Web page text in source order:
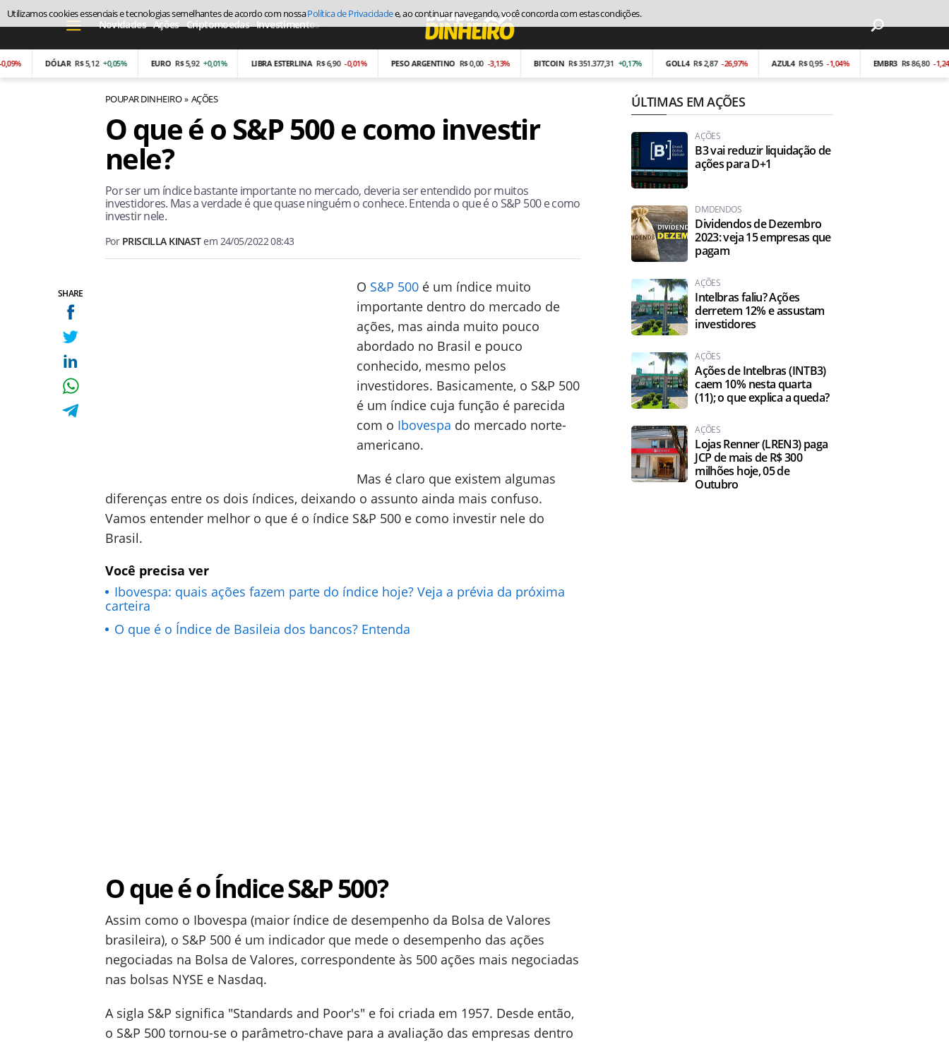
Novidades Ações Criptomoedas Investimentos Economia
DÓLAR R$ 5,12 +0,05% EURO R$ 5,92 +0,01% LIBRA ESTERLINA R$ 6,90 -0,01% PESO ARGENTINO R$ 0,00 -3,13% BITCOIN R$ 351.377,31 +0,17% GOLL4 R$ 2,87 -26,97% AZUL4 R$ 0,95 -1,04% EMBR3 R$ 86,80 -1,24%
POUPAR DINHEIRO AÇÕES
SHARE
O que é o S&P 500 e como investir
nele?
Por ser um índice bastante importante no mercado, deveria ser entendido por muitos
investidores. Mas a verdade é que quase ninguém o conhece. Entenda o que é o S&P 500 e como
investir nele.
Por PRISCILLA KINASTem 24/05/2022 08:43
O S&P 500 é um índice muito
importante dentro do mercado de
ações, mas ainda muito pouco
abordado no Brasil e pouco
conhecido, mesmo pelos
investidores. Basicamente, o S&P 500
é um índice cuja função é parecida
com o Ibovespa do mercado norte-
americano.
Mas é claro que existem algumas
diferenças entre os dois índices, deixando o assunto ainda mais confuso.
Vamos entender melhor o que é o índice S&P 500 e como investir nele do
Brasil.
Você precisa ver
Ibovespa: quais ações fazem parte do índice hoje? Veja a prévia da próxima
carteira
O que é o Índice de Basileia dos bancos? Entenda
O que é o Índice S&P 500?
Assim como o Ibovespa (maior índice de desempenho da Bolsa de Valores
brasileira), o S&P 500 é um indicador que mede o desempenho das ações
negociadas na Bolsa de Valores, correspondente às 500 ações mais negociadas
nas bolsas NYSE e Nasdaq.
A sigla S&P significa "Standards and Poor's" e foi criada em 1957. Desde então,
o S&P 500 tornou-se o parâmetro-chave para a avaliação das empresas dentro
ÚLTIMAS EM AÇÕES
AÇÕES
B3 vai reduzir liquidação de
ações para D+1
DIVIDENDOS
Dividendos de Dezembro
2023: veja 15 empresas que
pagam
AÇÕES
Intelbras faliu? Ações
derretem 12% e assustam
investidores
AÇÕES
Ações de Intelbras (INTB3)
caem 10% nesta quarta
(11); o que explica a queda?
AÇÕES
Lojas Renner (LREN3) paga
JCP de mais de R$ 300
milhões hoje, 05 de
Outubro
Utilizamos cookies essenciais e tecnologias semelhantes de acordo com nossaPolítica de Privacidadee, ao continuar navegando, você concorda com estas condições.